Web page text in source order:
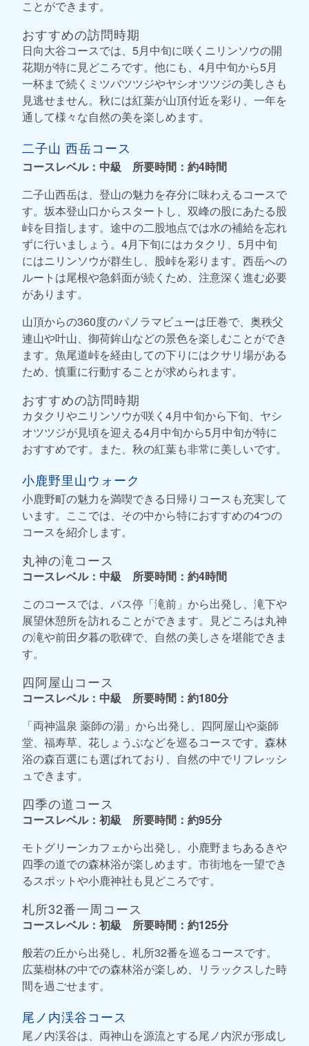
ことができます。
おすすめの訪問時期
日向大谷コースでは、5月中旬に咲くニリンソウの開
花期が特に見どころです。他にも、4月中旬から5月
一杯まで続くミツバツツジやヤシオツツジの美しさも
見逃せません。秋には紅葉が山頂付近を彩り、一年を
通して様々な自然の美を楽しめます。
二子山 西岳コース
コースレベル：中級 所要時間：約4時間
二子山西岳は、登山の魅力を存分に味わえるコースで
す。坂本登山口からスタートし、双峰の股にあたる股
峠を目指します。途中の二股地点では水の補給を忘れ
ずに行いましょう。4月下旬にはカタクリ、5月中旬
にはニリンソウが群生し、股峠を彩ります。西岳への
ルートは尾根や急斜面が続くため、注意深く進む必要
があります。
山頂からの360度のパノラマビューは圧巻で、奥秩父
連山や叶山、御荷鉾山などの景色を楽しむことができ
ます。魚尾道峠を経由しての下りにはクサリ場がある
ため、慎重に行動することが求められます。
おすすめの訪問時期
カタクリやニリンソウが咲く4月中旬から下旬、ヤシ
オツツジが見頃を迎える4月中旬から5月中旬が特に
おすすめです。また、秋の紅葉も非常に美しいです。
小鹿野里山ウォーク
小鹿野町の魅力を満喫できる日帰りコースも充実して
います。ここでは、その中から特におすすめの4つの
コースを紹介します。
丸神の滝コース
コースレベル：中級 所要時間：約4時間
このコースでは、バス停「滝前」から出発し、滝下や
展望休憩所を訪れることができます。見どころは丸神
の滝や前田夕暮の歌碑で、自然の美しさを堪能できま
す。
四阿屋山コース
コースレベル：中級 所要時間：約180分
「両神温泉 薬師の湯」から出発し、四阿屋山や薬師
堂、福寿草、花しょうぶなどを巡るコースです。森林
浴の森百選にも選ばれており、自然の中でリフレッシ
ュできます。
四季の道コース
コースレベル：初級 所要時間：約95分
モトグリーンカフェから出発し、小鹿野まちあるきや
四季の道での森林浴が楽しめます。市街地を一望でき
るスポットや小鹿神社も見どころです。
札所32番一周コース
コースレベル：初級 所要時間：約125分
般若の丘から出発し、札所32番を巡るコースです。
広葉樹林の中での森林浴が楽しめ、リラックスした時
間を過ごせます。
尾ノ内渓谷コース
尾ノ内渓谷は、両神山を源流とする尾ノ内沢が形成し